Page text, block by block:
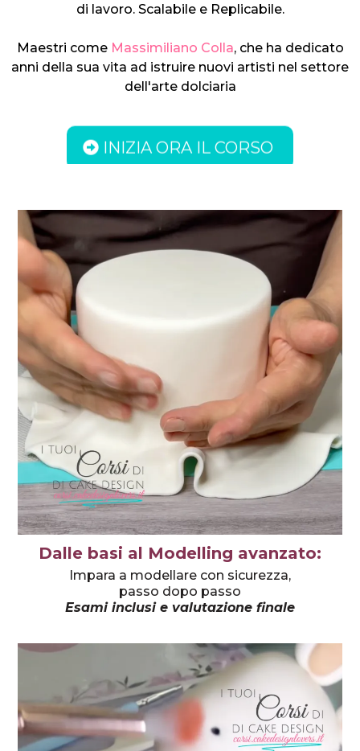
di lavoro. Scalabile e Replicabile.
Maestri come Massimiliano Colla, che ha dedicato
anni della sua vita ad istruire nuovi artisti nel settore
dell'arte dolciaria
INIZIA ORA IL CORSO
Dalle basi al Modelling avanzato:
Impara a modellare con sicurezza,
passo dopo passo
Esami inclusi e valutazione finale